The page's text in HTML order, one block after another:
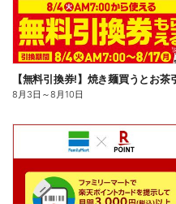
8月3日 ～8月10日